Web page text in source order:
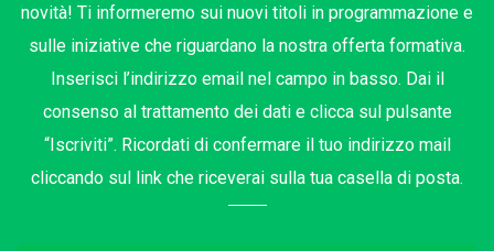
novità! Ti informeremo sui nuovi titoli in programmazione e
sulle iniziative che riguardano la nostra offerta formativa.
Inserisci l’indirizzo email nel campo in basso. Dai il
consenso al trattamento dei dati e clicca sul pulsante
“Iscriviti”. Ricordati di confermare il tuo indirizzo mail
cliccando sul link che riceverai sulla tua casella di posta.